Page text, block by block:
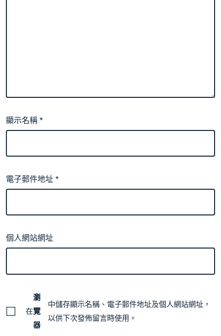
顯示名稱*
電子郵件地址*
個人網站網址
在
瀏
覽
器
中儲存顯示名稱、電子郵件地址及個人網站網址，
以供下次發佈留言時使用。